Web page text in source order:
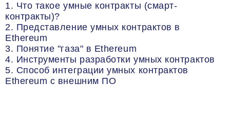
1. Что такое умные контракты (смарт-
контракты)?
2. Представление умных контрактов в
Ethereum
3. Понятие "газа" в Ethereum
4. Инструменты разработки умных контрактов
5. Способ интеграции умных контрактов
Ethereum с внешним ПО